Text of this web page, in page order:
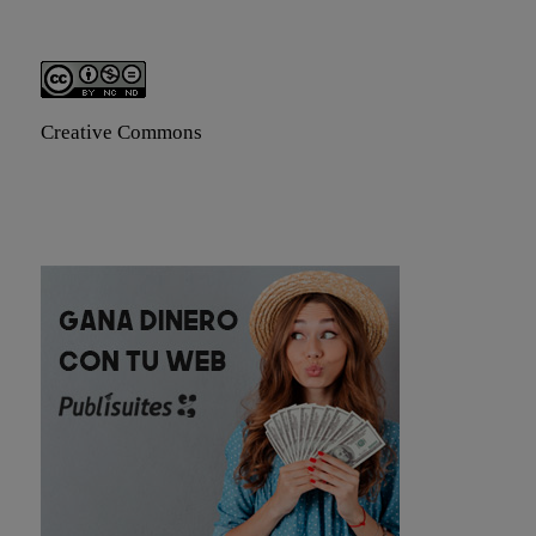
Creative Commons